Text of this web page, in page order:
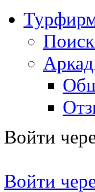
Войти
Войти